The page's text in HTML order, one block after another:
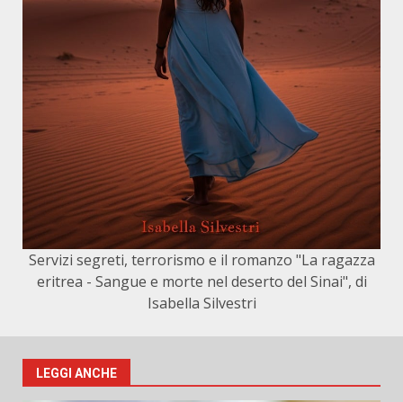
Servizi segreti, terrorismo e il romanzo "La ragazza
eritrea - Sangue e morte nel deserto del Sinai", di
Isabella Silvestri
LEGGI ANCHE